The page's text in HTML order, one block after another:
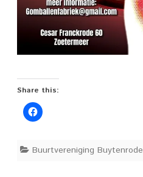
Share this:
Buurtvereniging Buytenrode